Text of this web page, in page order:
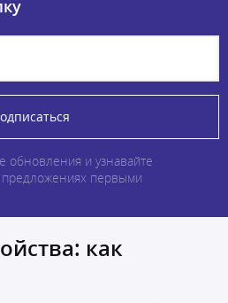
и узнавайте
первыми
как